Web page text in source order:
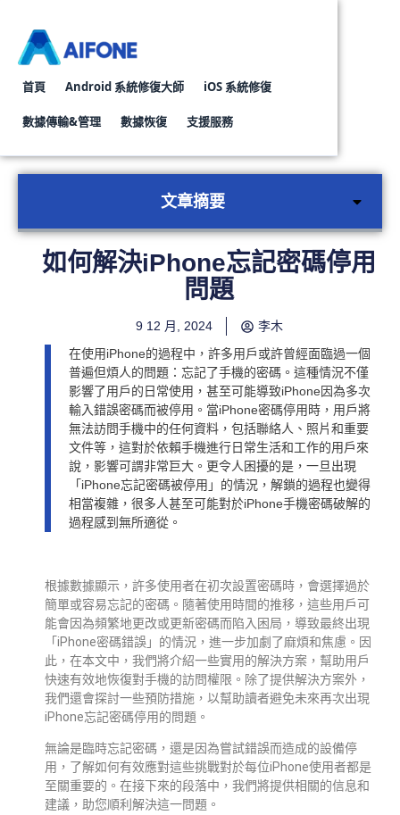
首頁 Android 系統修復大師 iOS 系統修復
數據傳輸&管理 數據恢復 支援服務
Whatsapp轉移對話工具Android資料復原工具iPhone資料復
文章摘要
如何解決iPhone忘記密碼停用
問題
9 12 月, 2024
李木
在使用iPhone的過程中，許多用戶或許曾經面臨過一個
普遍但煩人的問題：忘記了手機的密碼。這種情況不僅
影響了用戶的日常使用，甚至可能導致iPhone因為多次
輸入錯誤密碼而被停用。當iPhone密碼停用時，用戶將
無法訪問手機中的任何資料，包括聯絡人、照片和重要
文件等，這對於依賴手機進行日常生活和工作的用戶來
說，影響可謂非常巨大。更令人困擾的是，一旦出現
「iPhone忘記密碼被停用」的情況，解鎖的過程也變得
相當複雜，很多人甚至可能對於iPhone手機密碼破解的
過程感到無所適從。
根據數據顯示，許多使用者在初次設置密碼時，會選擇過於
簡單或容易忘記的密碼。隨著使用時間的推移，這些用戶可
能會因為頻繁地更改或更新密碼而陷入困局，導致最終出現
「iPhone密碼錯誤」的情況，進一步加劇了麻煩和焦慮。因
此，在本文中，我們將介紹一些實用的解決方案，幫助用戶
快速有效地恢復對手機的訪問權限。除了提供解決方案外，
我們還會探討一些預防措施，以幫助讀者避免未來再次出現
iPhone忘記密碼停用的問題。
無論是臨時忘記密碼，還是因為嘗試錯誤而造成的設備停
用，了解如何有效應對這些挑戰對於每位iPhone使用者都是
至關重要的。在接下來的段落中，我們將提供相關的信息和
建議，助您順利解決這一問題。